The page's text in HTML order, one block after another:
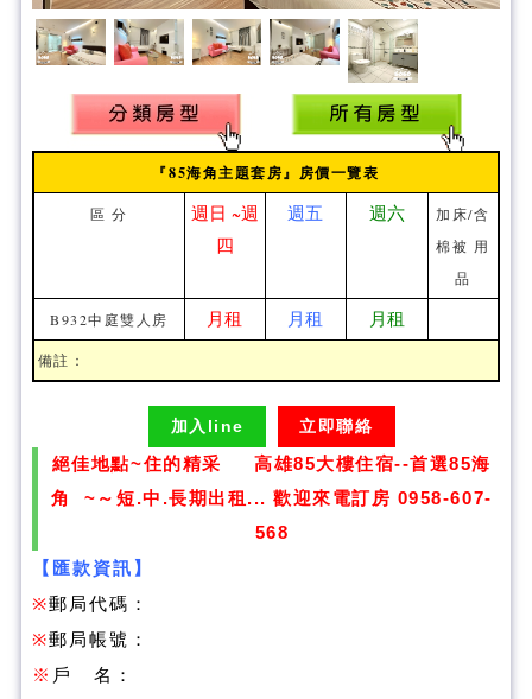
『85海角主題套房』房價一覽表
區 分
週日 ~週
四
週五 週六
加床/含
棉被 用
品
B932中庭雙人房 月租 月租 月租
備註：
加入line 立即聯絡
絕佳地點~住的精采 高雄85大樓住宿--首選85海
角 ~～短.中.長期出租... 歡迎來電訂房 0958-607-
568
【匯款資訊】
※郵局代碼：
※郵局帳號：
※ 戶 名：